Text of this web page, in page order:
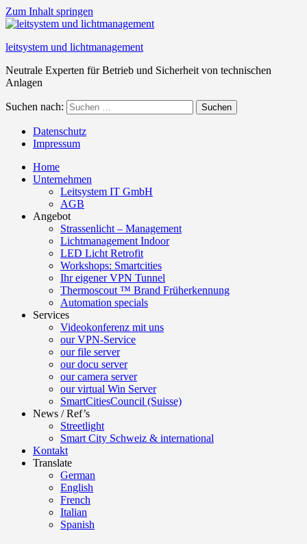
Zum Inhalt springen
leitsystem und lichtmanagement
Neutrale Experten für Betrieb und Sicherheit von technischen
Anlagen
Suchen nach: Suchen
Datenschutz
Impressum
Home
Unternehmen
Leitsystem IT GmbH
AGB
Angebot
Strassenlicht – Management
Lichtmanagement Indoor
LED Licht Retrofit
Workshops: Smartcities
Ihr eigener VPN Tunnel
Thermoscout ™ Brand Früherkennung
Automation specials
Services
Videokonferenz mit uns
our VPN-Service
our file server
our docu server
our camera server
our virtual Win Server
SmartCitiesCouncil (Suisse)
News / Ref’s
Streetlight
Smart City Schweiz & international
Kontakt
Translate
German
English
French
Italian
Spanish